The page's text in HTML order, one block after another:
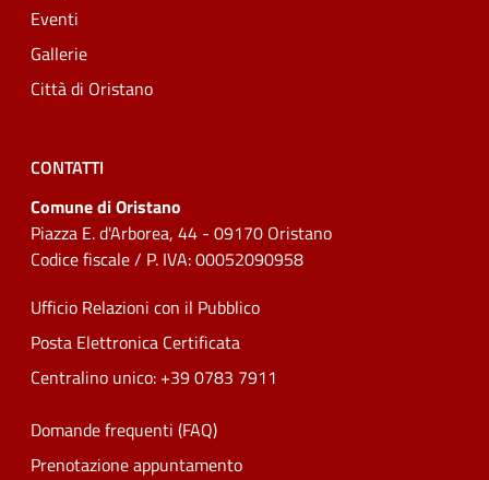
Eventi
Gallerie
Città di Oristano
CONTATTI
Comune di Oristano
Piazza E. d'Arborea, 44 - 09170 Oristano
Codice fiscale / P. IVA: 00052090958
Ufficio Relazioni con il Pubblico
Posta Elettronica Certificata
Centralino unico: +39 0783 7911
Domande frequenti (FAQ)
Prenotazione appuntamento